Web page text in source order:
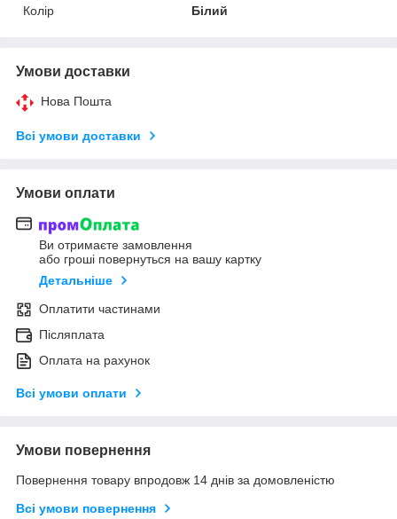
Колір
Білий
Умови доставки
Нова Пошта
Всі умови доставки
Умови оплати
Ви отримаєте замовлення
або гроші повернуться на вашу картку
Детальніше
Оплатити частинами
Післяплата
Оплата на рахунок
Всі умови оплати
Умови повернення
Повернення товару впродовж 14 днів за домовленістю
Всі умови повернення